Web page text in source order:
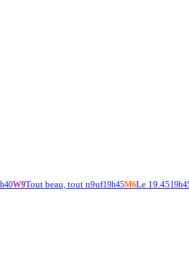
W9Tout beau, tout n9uf19h45M6Le 19.45